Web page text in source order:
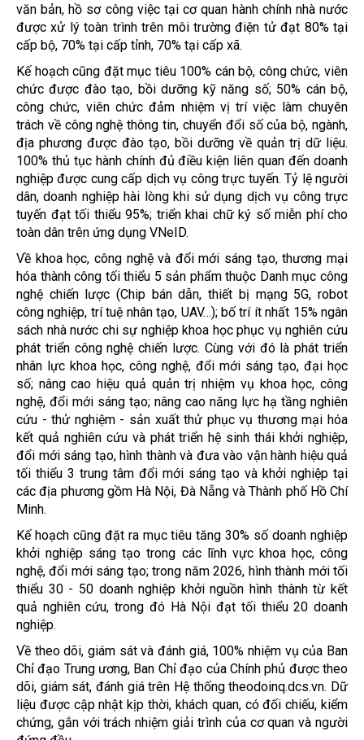
văn bản, hồ sơ công việc tại cơ quan hành chính nhà nước
được xử lý toàn trình trên môi trường điện tử đạt 80% tại
cấp bộ, 70% tại cấp tỉnh, 70% tại cấp xã.
Kế hoạch cũng đặt mục tiêu 100% cán bộ, công chức, viên
chức được đào tạo, bồi dưỡng kỹ năng số; 50% cán bộ,
công chức, viên chức đảm nhiệm vị trí việc làm chuyên
trách về công nghệ thông tin, chuyển đổi số của bộ, ngành,
địa phương được đào tạo, bồi dưỡng về quản trị dữ liệu.
100% thủ tục hành chính đủ điều kiện liên quan đến doanh
nghiệp được cung cấp dịch vụ công trực tuyến. Tỷ lệ người
dân, doanh nghiệp hài lòng khi sử dụng dịch vụ công trực
tuyến đạt tối thiểu 95%; triển khai chữ ký số miễn phí cho
toàn dân trên ứng dụng VNeID.
Về khoa học, công nghệ và đổi mới sáng tạo, thương mại
hóa thành công tối thiểu 5 sản phẩm thuộc Danh mục công
nghệ chiến lược (Chip bán dẫn, thiết bị mạng 5G, robot
công nghiệp, trí tuệ nhân tạo, UAV…); bố trí ít nhất 15% ngân
sách nhà nước chi sự nghiệp khoa học phục vụ nghiên cứu
phát triển công nghệ chiến lược. Cùng với đó là phát triển
nhân lực khoa học, công nghệ, đổi mới sáng tạo, đại học
số; nâng cao hiệu quả quản trị nhiệm vụ khoa học, công
nghệ, đổi mới sáng tạo; nâng cao năng lực hạ tầng nghiên
cứu - thử nghiệm - sản xuất thử phục vụ thương mại hóa
kết quả nghiên cứu và phát triển hệ sinh thái khởi nghiệp,
đổi mới sáng tạo, hình thành và đưa vào vận hành hiệu quả
tối thiểu 3 trung tâm đổi mới sáng tạo và khởi nghiệp tại
các địa phương gồm Hà Nội, Đà Nẵng và Thành phố Hồ Chí
Minh.
Kế hoạch cũng đặt ra mục tiêu tăng 30% số doanh nghiệp
khởi nghiệp sáng tạo trong các lĩnh vực khoa học, công
nghệ, đổi mới sáng tạo; trong năm 2026, hình thành mới tối
thiểu 30 - 50 doanh nghiệp khởi nguồn hình thành từ kết
quả nghiên cứu, trong đó Hà Nội đạt tối thiểu 20 doanh
nghiệp.
Về theo dõi, giám sát và đánh giá, 100% nhiệm vụ của Ban
Chỉ đạo Trung ương, Ban Chỉ đạo của Chính phủ được theo
dõi, giám sát, đánh giá trên Hệ thống theodoinq.dcs.vn. Dữ
liệu được cập nhật kịp thời, khách quan, có đối chiếu, kiểm
chứng, gắn với trách nhiệm giải trình của cơ quan và người